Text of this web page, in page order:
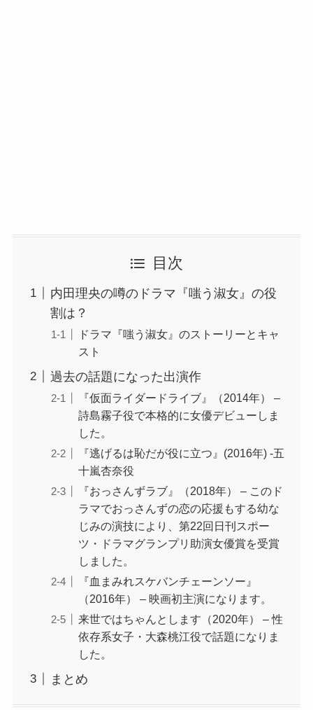
目次
内田理央の噂のドラマ『嗤う淑女』の役
割は？
ドラマ『嗤う淑女』のストーリーとキャ
スト
過去の話題になった出演作
『仮面ライダードライブ』（2014年） –
詩島霧子役で本格的に女優デビューしま
した。
『逃げるは恥だが役に立つ』(2016年) -五
十嵐杏奈役
『おっさんずラブ』（2018年） – このド
ラマでおっさんずの恋の応援もする幼な
じみの演技により、第22回日刊スポー
ツ・ドラマグランプリ助演女優賞を受賞
しました。
『血まみれスケバンチェーンソー』
（2016年） – 映画初主演になります。
来世ではちゃんとします（2020年） – 性
依存系女子・大森桃江役で話題になりま
した。
まとめ